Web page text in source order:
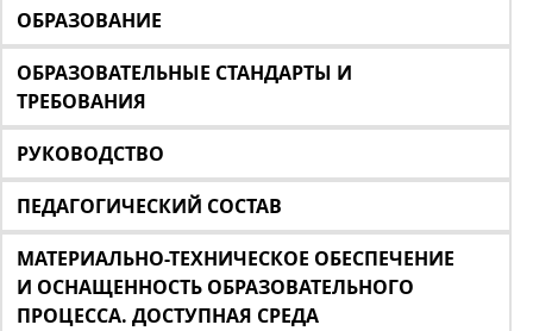
ОБРАЗОВАНИЕ
ОБРАЗОВАТЕЛЬНЫЕ СТАНДАРТЫ И
ТРЕБОВАНИЯ
РУКОВОДСТВО
ПЕДАГОГИЧЕСКИЙ СОСТАВ
МАТЕРИАЛЬНО-ТЕХНИЧЕСКОЕ ОБЕСПЕЧЕНИЕ
И ОСНАЩЕННОСТЬ ОБРАЗОВАТЕЛЬНОГО
ПРОЦЕССА. ДОСТУПНАЯ СРЕДА